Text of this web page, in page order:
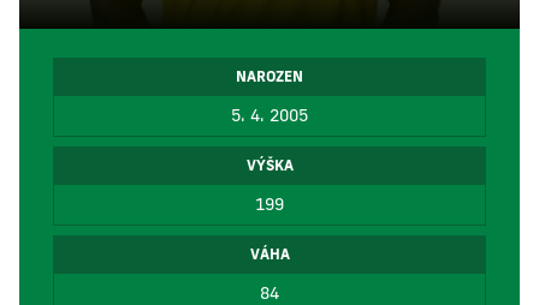
NAROZEN
5. 4. 2005
VÝŠKA
199
VÁHA
84